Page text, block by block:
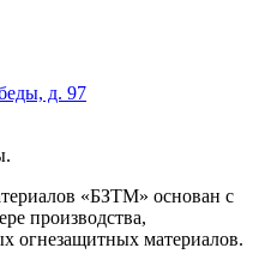
д. 97
«БЗТМ» основан с
производства,
огнезащитных материалов.